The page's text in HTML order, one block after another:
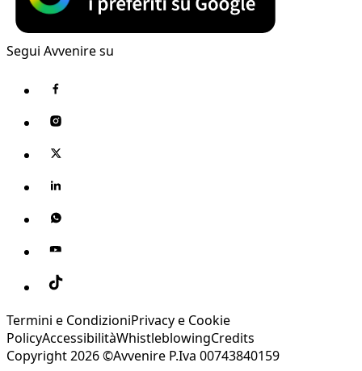
Segui Avvenire su
Termini e CondizioniPrivacy e Cookie
PolicyAccessibilitàWhistleblowingCredits
Copyright 2026 ©Avvenire P.Iva 00743840159